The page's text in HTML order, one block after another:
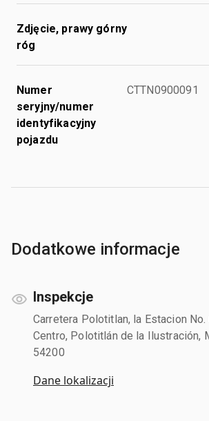
Zdjęcie, prawy górny
róg
Numer
seryjny/numer
identyfikacyjny
pojazdu
CTTN0900091
Dodatkowe informacje
Inspekcje
Carretera Polotitlan, la Estacion No.
Centro, Polotitlán de la Ilustración,
54200
Dane lokalizacji